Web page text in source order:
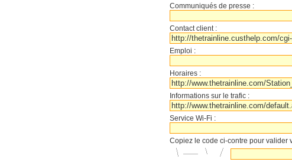
Communiqués de presse :
Contact client :
Emploi :
Horaires :
Informations sur le trafic :
Service Wi-Fi :
Copiez le code ci-contre pour valider